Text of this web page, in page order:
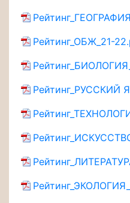
Рейтинг_ОБЖ_21-
Рейтинг_РУССКИЙ